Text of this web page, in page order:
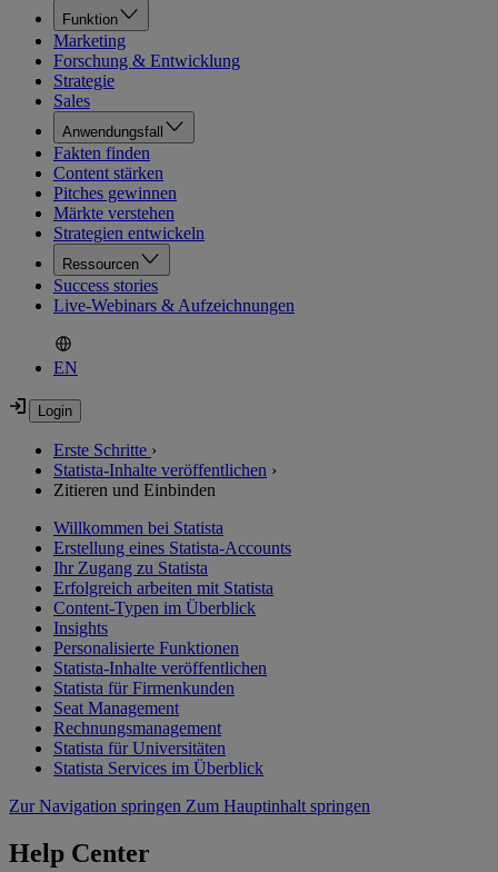
Funktion
Marketing
Forschung & Entwicklung
Strategie
Sales
Anwendungsfall
Fakten finden
Content stärken
Pitches gewinnen
Märkte verstehen
Strategien entwickeln
Ressourcen
Success stories
Live-Webinars & Aufzeichnungen
EN
Erste Schritte ›
Statista-Inhalte veröffentlichen ›
Zitieren und Einbinden
Willkommen bei Statista
Erstellung eines Statista-Accounts
Ihr Zugang zu Statista
Erfolgreich arbeiten mit Statista
Content-Typen im Überblick
Insights
Personalisierte Funktionen
Statista-Inhalte veröffentlichen
Statista für Firmenkunden
Seat Management
Rechnungsmanagement
Statista für Universitäten
Statista Services im Überblick
Zur Navigation springen Zum Hauptinhalt springen
Help Center